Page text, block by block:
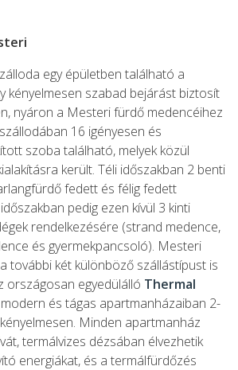
egy épületben található a
kényelmesen szabad bejárást biztosít
nyáron a Mesteri fürdő medencéihez
16 igényesen és
szoba található, melyek közül
került. Téli időszakban 2 benti
fedett és félig fedett
pedig ezen kívül 3 kinti
rendelkezésére (strand medence,
és gyermekpancsoló). Mesteri
további két különböző szállástípust is
országosan egyedülálló Thermal
modern és tágas apartmanházaiban 2-
Minden apartmanház
termálvizes dézsában élvezhetik
energiákat, és a termálfürdőzés